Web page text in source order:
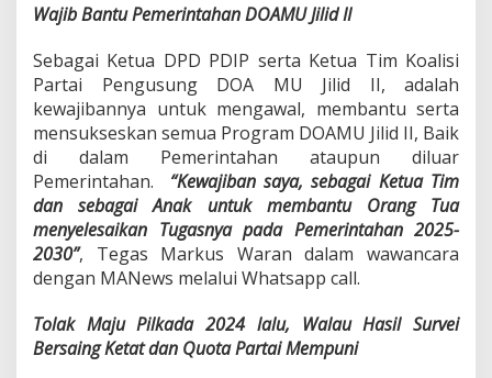
m
r
n
a
h
P
r
o
v
i
n
s
P
a
Wajib Bantu Pemerintahan DOAMU Jilid II
Sebagai Ketua DPD PDIP serta Ketua Tim Koalisi
Partai Pengusung DOA MU Jilid II, adalah
kewajibannya untuk mengawal, membantu serta
mensukseskan semua Program DOAMU Jilid II, Baik
di dalam Pemerintahan ataupun diluar
Pemerintahan.
“Kewajiban saya, sebagai Ketua Tim
dan sebagai Anak untuk membantu Orang Tua
menyelesaikan Tugasnya pada Pemerintahan 2025-
2030”, Tegas Markus Waran dalam wawancara
dengan MANews melalui Whatsapp call.
Tolak Maju Pilkada 2024 lalu, Walau Hasil Survei
Bersaing Ketat dan Quota Partai Mempuni